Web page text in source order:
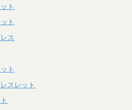
ト
ト
ス
ト
スレット